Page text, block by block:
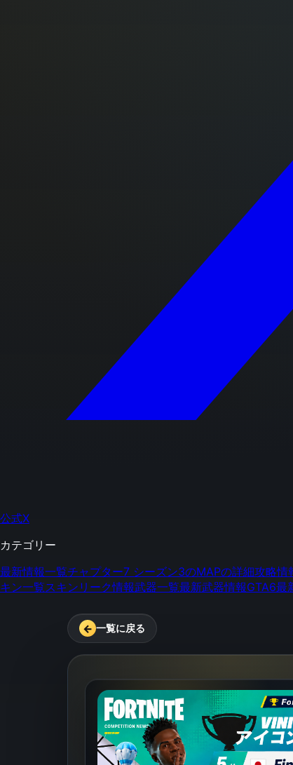
公式X
カテゴリー
最新情報一覧チャプター7 シーズン3のMAPの詳細攻略情
キン一覧スキンリーク情報武器一覧最新武器情報GTA6最
← 一覧に戻る